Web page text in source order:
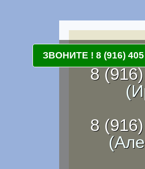
8
8
ЗВОНИТЕ ! 8 (916) 405